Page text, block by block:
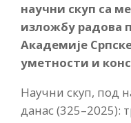
научни скуп са
изложбу радова
Академије
уметности и
Научни скуп, под
данас (325–2025):